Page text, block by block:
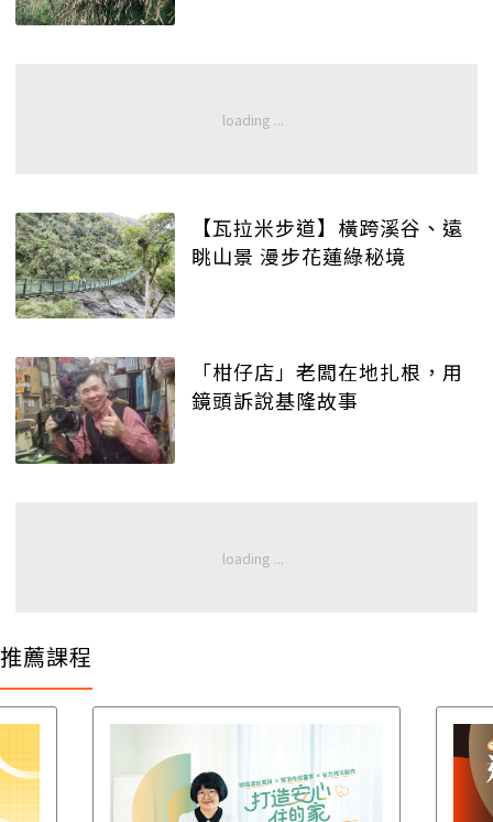
【瓦拉米步道】橫跨溪谷、遠
眺山景 漫步花蓮綠秘境
「柑仔店」老闆在地扎根，用
鏡頭訴說基隆故事
推薦課程